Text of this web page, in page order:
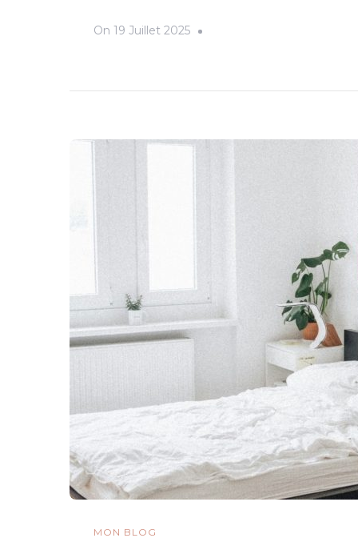
On 19 Juillet 2025
MON BLOG